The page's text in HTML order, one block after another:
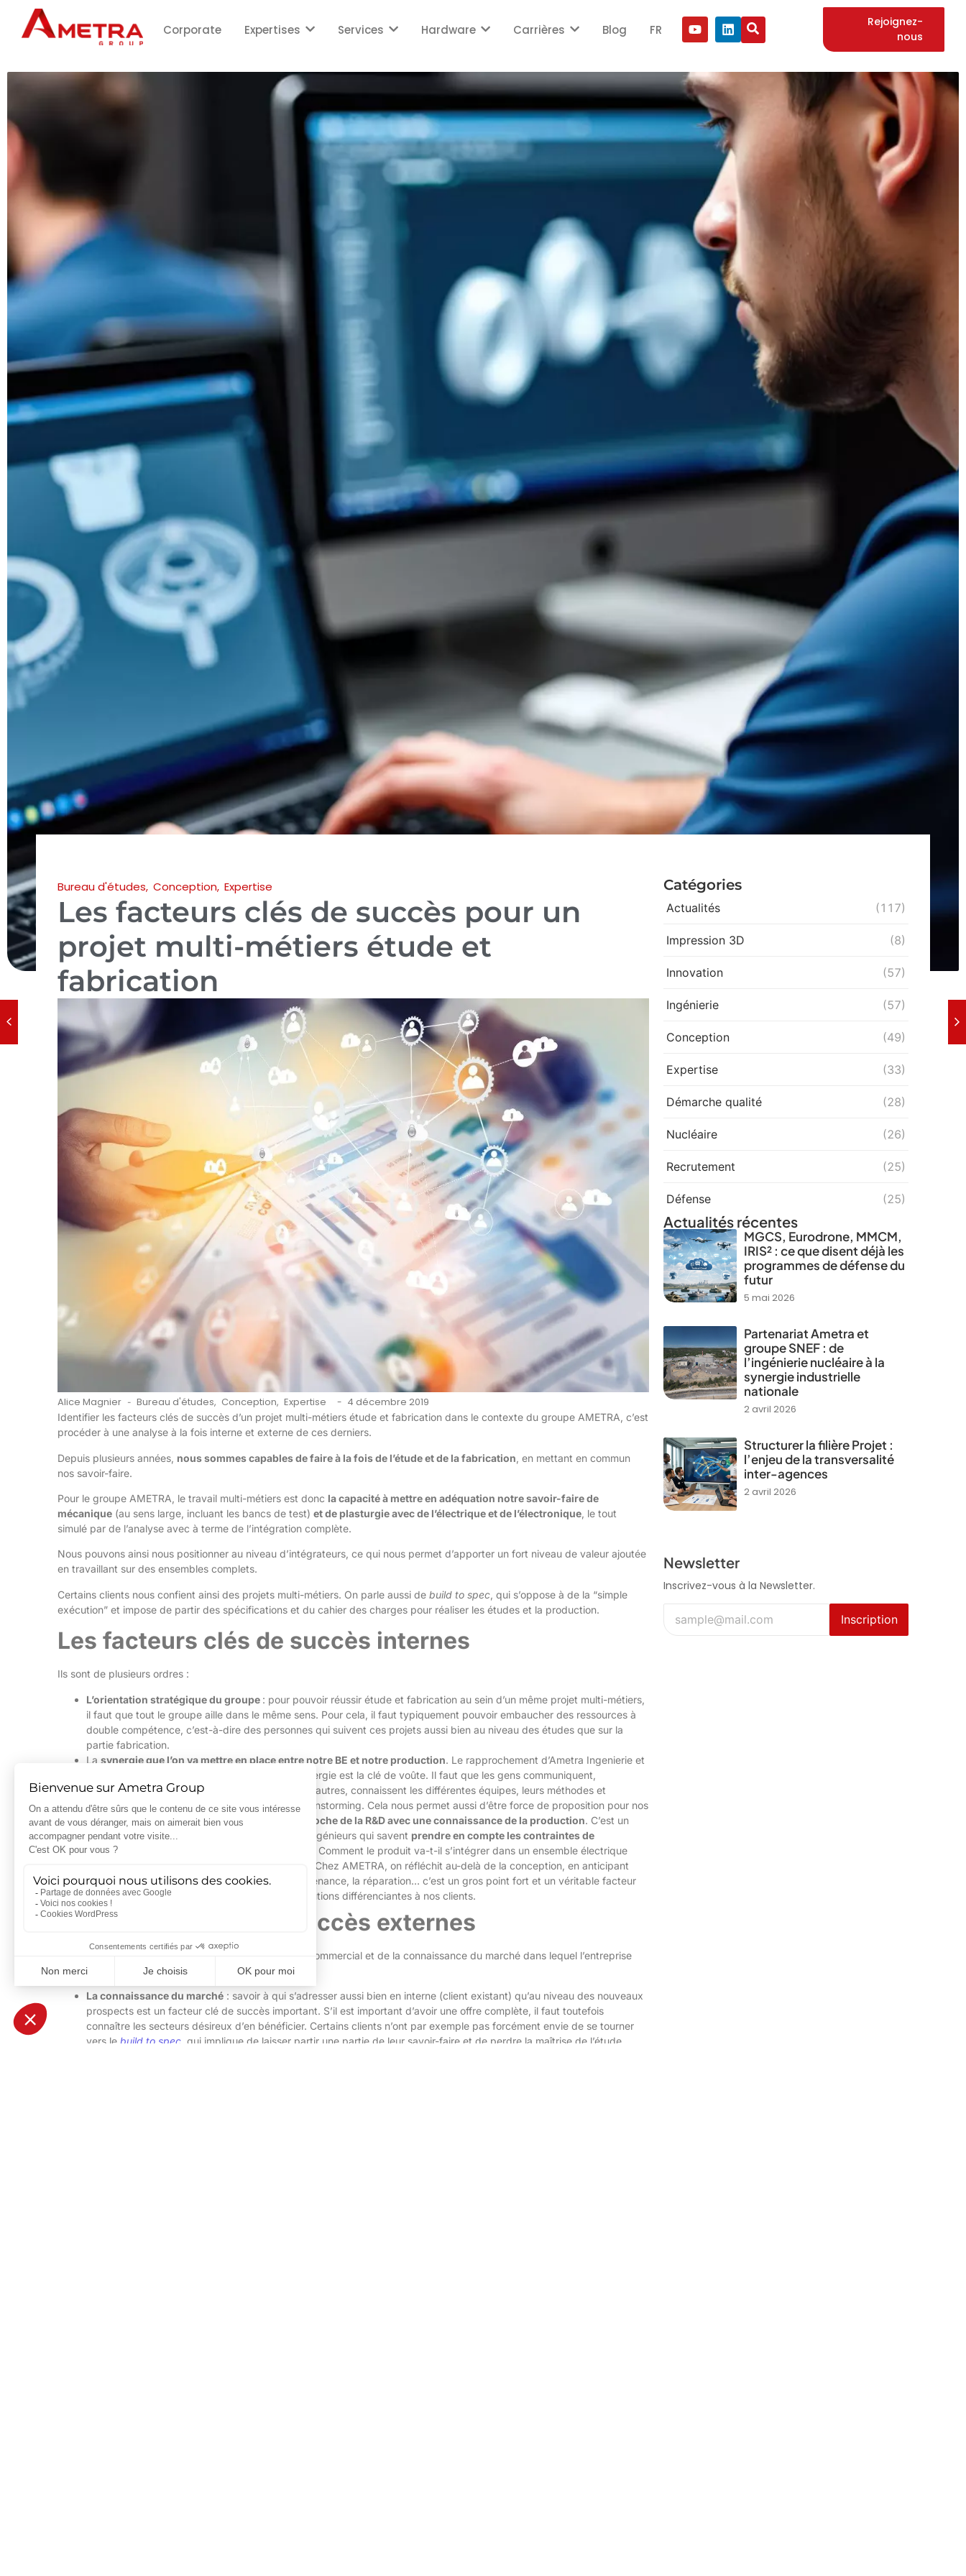
Corporate Expertises Services Hardware Carrières Blog FR
Rejoignez-
nous
Bureau d'études, Conception, Expertise
Les facteurs clés de succès pour un
projet multi-métiers étude et
fabrication
Alice Magnier - Bureau d'études, Conception, Expertise - 4 décembre 2019
Identifier les facteurs clés de succès d’un projet multi-métiers étude et fabrication dans le contexte du groupe AMETRA, c’est
procéder à une analyse à la fois interne et externe de ces derniers.
Depuis plusieurs années, nous sommes capables de faire à la fois de l’étude et de la fabrication , en mettant en commun
nos savoir-faire.
Pour le groupe AMETRA, le travail multi-métiers est donc la capacité à mettre en adéquation notre savoir-faire de
mécanique (au sens large, incluant les bancs de test) et de plasturgie avec de l’électrique et de l’électronique , le tout
simulé par de l’analyse avec à terme de l’intégration complète.
Nous pouvons ainsi nous positionner au niveau d’intégrateurs, ce qui nous permet d’apporter un fort niveau de valeur ajoutée
en travaillant sur des ensembles complets.
Certains clients nous confient ainsi des projets multi-métiers. On parle aussi de build to spec , qui s’oppose à de la “simple
exécution” et impose de partir des spécifications et du cahier des charges pour réaliser les études et la production.
Les facteurs clés de succès internes
Ils sont de plusieurs ordres :
L’orientation stratégique du groupe : pour pouvoir réussir étude et fabrication au sein d’un même projet multi-métiers,
il faut que tout le groupe aille dans le même sens. Pour cela, il faut typiquement pouvoir embaucher des ressources à
double compétence, c’est-à-dire des personnes qui suivent ces projets aussi bien au niveau des études que sur la
partie fabrication.
La synergie que l’on va mettre en place entre notre BE et notre production. Le rapprochement d’Ametra Ingenierie et
d’Ametra Integration va dans ce sens. Cette synergie est la clé de voûte. Il faut que les gens communiquent,
comprennent les problématiques des uns et des autres, connaissent les différentes équipes, leurs méthodes et
participent à des réunions conjointes pour le brainstorming. Cela nous permet aussi d’être force de proposition pour nos
clients.Cette synergie passe aussi par une approche de la R&D avec une connaissance de la production. C’est un
point fondamental et plutôt rare, car il faut des ingénieurs qui savent prendre en compte les contraintes de
production et penser au-delà de la conception
. Comment le produit va-t-il s’intégrer dans un ensemble électrique
final ? Est-ce que le câble conçu passe ou pas ? Chez AMETRA, on réfléchit au-delà de la conception, en anticipant
l’intégration de l’ensemble, l’installation, la maintenance, la réparation… c’est un gros point fort et un véritable facteur
de clé de succès, qui permet d’apporter des solutions différenciantes à nos clients.
Les facteurs clés de succès externes
Les facteurs externes relèvent beaucoup de l’aspect commercial et de la connaissance du marché dans lequel l’entreprise
évolue.
La connaissance du marché : savoir à qui s’adresser aussi bien en interne (client existant) qu’au niveau des nouveaux
prospects est un facteur clé de succès important. S’il est important d’avoir une offre complète, il faut toutefois
connaître les secteurs désireux d’en bénéficier. Certains clients n’ont par exemple pas forcément envie de se tourner
vers le build to spec , qui implique de laisser partir une partie de leur savoir-faire et de perdre la maîtrise de l’étude.
Catégories
Actualités (117)
Impression 3D (8)
Innovation (57)
Ingénierie (57)
Conception (49)
Expertise (33)
Démarche qualité (28)
Nucléaire (26)
Recrutement (25)
Défense (25)
Actualités récentes
MGCS, Eurodrone, MMCM,
IRIS² : ce que disent déjà les
programmes de défense du
futur
5 mai 2026
Partenariat Ametra et
groupe SNEF : de
l’ingénierie nucléaire à la
synergie industrielle
nationale
2 avril 2026
Structurer la filière Projet :
l’enjeu de la transversalité
inter-agences
2 avril 2026
Newsletter
Inscrivez-vous à la Newsletter.
Inscription